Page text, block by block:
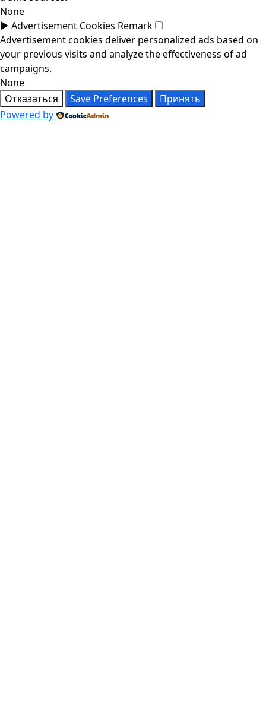
None
► Advertisement Cookies Remark
Advertisement cookies deliver personalized ads based on
your previous visits and analyze the effectiveness of ad
campaigns.
None
Отказаться
Save Preferences
Принять
Powered by